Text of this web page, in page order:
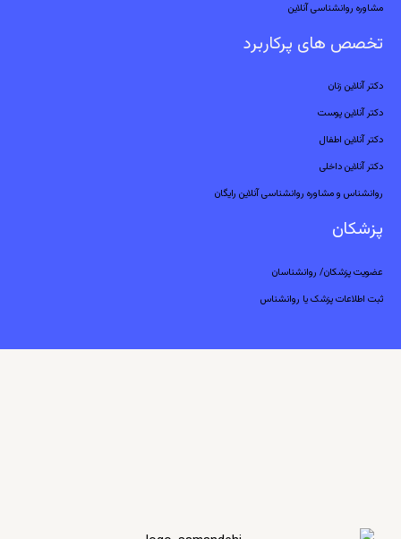
مشاوره روانشناسی آنلاین
تخصص های پرکاربرد
دکتر آنلاین زنان
دکتر آنلاین پوست
دکتر آنلاین اطفال
دکتر آنلاین داخلی
روانشناس و مشاوره روانشناسی آنلاین رایگان
پزشکان
عضویت پزشکان/ روانشناسان
ثبت اطلاعات پزشک یا روانشناس